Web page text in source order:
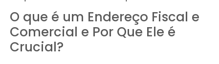
O que é um Endereço Fiscal e
Comercial e Por Que Ele é
Crucial?